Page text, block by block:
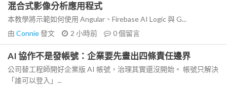
混合式影像分析應用程式
本教學將示範如何使用 Angular、Firebase AI Logic 與 G...
由 Connie發文 2 小時前 0個留言
AI 協作不是發帳號：企業要先畫出四條責任邊界
公司替工程師開好企業版 AI 帳號，治理其實還沒開始。 帳號只解決
「誰可以登入」...